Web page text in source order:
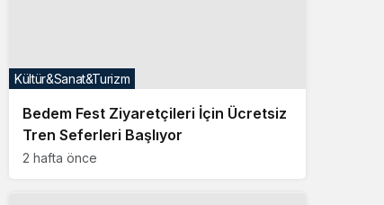
Bedem Fest Ziyaretçileri İçin Ücretsiz
Tren Seferleri Başlıyor
2 hafta önce
Kültür&Sanat&Turizm